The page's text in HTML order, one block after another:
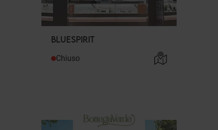
BLUESPIRIT
Chiuso